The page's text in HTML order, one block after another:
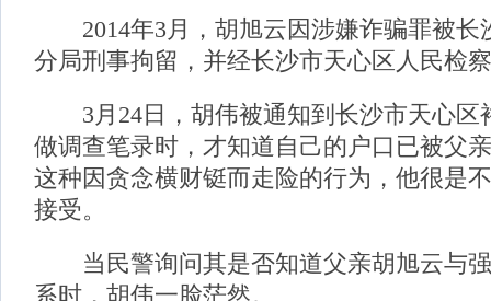
2014年3月，胡旭云因涉嫌诈骗罪被长
分局刑事拘留，并经长沙市天心区人民检
3月24日，胡伟被通知到长沙市天心区
做调查笔录时，才知道自己的户口已被父
这种因贪念横财铤而走险的行为，他很是
接受。
当民警询问其是否知道父亲胡旭云与强
系时，胡伟一脸茫然。